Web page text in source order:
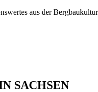
aus der
SACHSEN